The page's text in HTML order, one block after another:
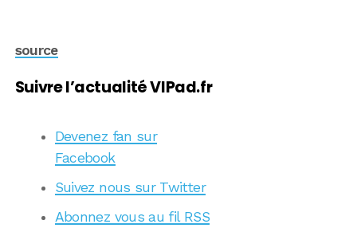
source
Suivre l’actualité VIPad.fr
Devenez fan sur
Facebook
Suivez nous sur Twitter
Abonnez vous au fil RSS